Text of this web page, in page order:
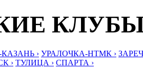
› УРАЛОЧКА-НТМК ›
› ТУЛИЦА › СПАРТА ›